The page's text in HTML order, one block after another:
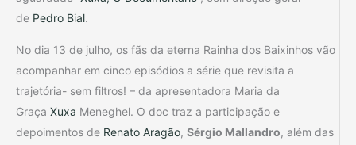
de Pedro Bial.
No dia 13 de julho, os fãs da eterna Rainha dos Baixinhos vão
acompanhar em cinco episódios a série que revisita a
trajetória- sem filtros! – da apresentadora Maria da
Graça Xuxa Meneghel. O doc traz a participação e
depoimentos de Renato Aragão, Sérgio Mallandro, além das